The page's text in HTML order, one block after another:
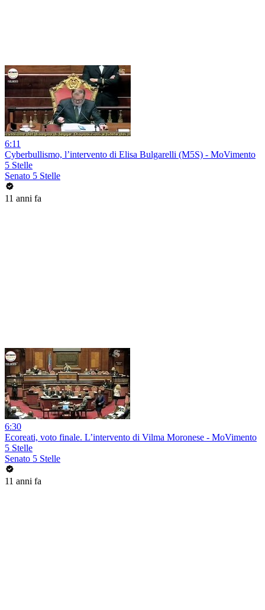
6:11
Cyberbullismo, l’intervento di Elisa Bulgarelli (M5S) - MoVimento
5 Stelle
Senato 5 Stelle
11 anni fa
6:30
Ecoreati, voto finale. L’intervento di Vilma Moronese - MoVimento
5 Stelle
Senato 5 Stelle
11 anni fa